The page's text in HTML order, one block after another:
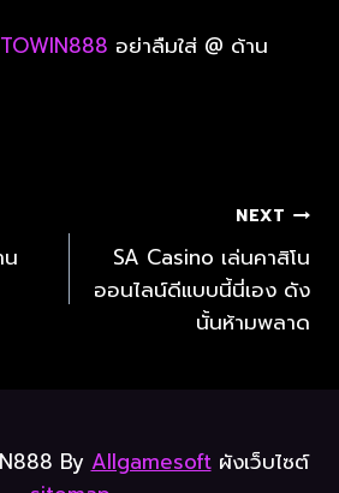
อย่าลืมใส่ @ ด้าน
NEXT
SA Casino เล่นคาสิโน
ออนไลน์ดีแบบนี้นี่เอง ดัง
นั้นห้ามพลาด
ByAllgamesoftผังเว็บไซต์